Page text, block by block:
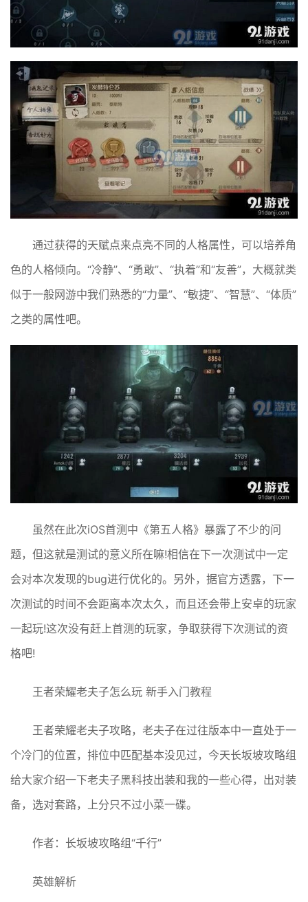
通过获得的天赋点来点亮不同的人格属性，可以培养角
色的人格倾向。“冷静”、“勇敢”、“执着”和“友善”，大概就类
似于一般网游中我们熟悉的“力量”、“敏捷”、“智慧”、“体质”
之类的属性吧。
虽然在此次iOS首测中《第五人格》暴露了不少的问
题，但这就是测试的意义所在嘛!相信在下一次测试中一定
会对本次发现的bug进行优化的。另外，据官方透露，下一
次测试的时间不会距离本次太久，而且还会带上安卓的玩家
一起玩!这次没有赶上首测的玩家，争取获得下次测试的资
格吧!
王者荣耀老夫子怎么玩 新手入门教程
王者荣耀老夫子攻略，老夫子在过往版本中一直处于一
个冷门的位置，排位中匹配基本没见过，今天长坂坡攻略组
给大家介绍一下老夫子黑科技出装和我的一些心得，出对装
备，选对套路，上分只不过小菜一碟。
作者：长坂坡攻略组“千行”
英雄解析